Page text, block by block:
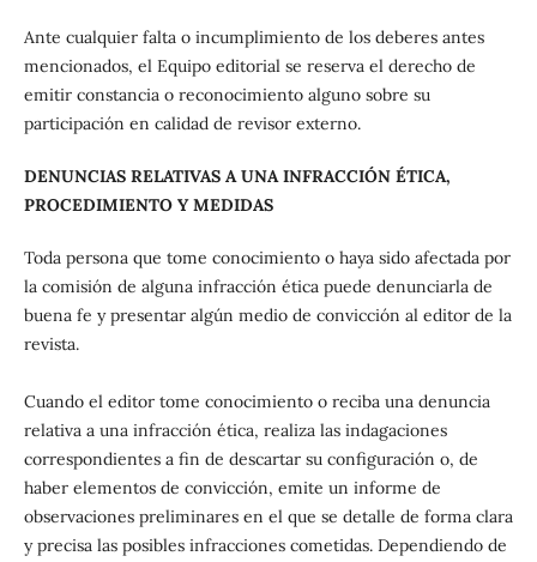
Ante cualquier falta o incumplimiento de los deberes antes
mencionados, el Equipo editorial se reserva el derecho de
emitir constancia o reconocimiento alguno sobre su
participación en calidad de revisor externo.
DENUNCIAS RELATIVAS A UNA INFRACCIÓN ÉTICA,
PROCEDIMIENTO Y MEDIDAS
Toda persona que tome conocimiento o haya sido afectada por
la comisión de alguna infracción ética puede denunciarla de
buena fe y presentar algún medio de convicción al editor de la
revista.
Cuando el editor tome conocimiento o reciba una denuncia
relativa a una infracción ética, realiza las indagaciones
correspondientes a fin de descartar su configuración o, de
haber elementos de convicción, emite un informe de
observaciones preliminares en el que se detalle de forma clara
y precisa las posibles infracciones cometidas. Dependiendo de